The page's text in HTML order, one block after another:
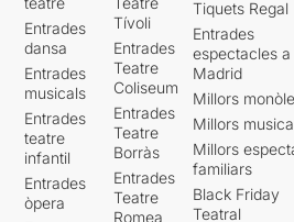
Entrades
dansa
Entrades
musicals
Entrades
teatre
infantil
Entrades
òpera
Tívoli
Entrades
Teatre
Coliseum
Entrades
Teatre
Borràs
Entrades
Teatre
Romea
Tiquets Regal
Entrades
espectacles a
Madrid
Millors
Millors
Millors
familiars
Black Friday
Teatral